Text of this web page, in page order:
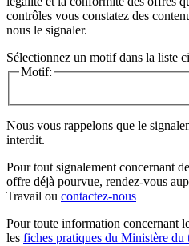
contrôles vous constatez des
nous le signaler.
Sélectionnez un motif dans la liste
Motif:
Nous vous rappelons que le
interdit.
Pour tout signalement concernant
offre déjà pourvue, rendez-vous
Travail ou contactez-nous
Pour toute information concernant
les fiches pratiques du Ministère du